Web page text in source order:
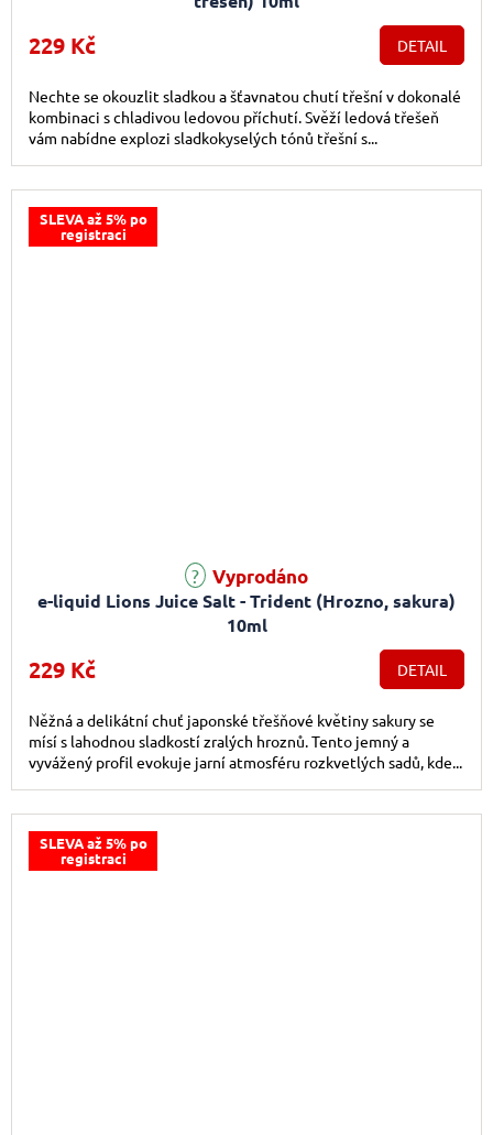
229 Kč DETAIL
Nechte se okouzlit sladkou a šťavnatou chutí třešní v dokonalé
kombinaci s chladivou ledovou příchutí. Svěží ledová třešeň
vám nabídne explozi sladkokyselých tónů třešní s...
SLEVA až 5% po
registraci
e-liquid Lions Juice Salt - Trident (Hrozno, sakura)
10ml
Průměrné hodnocení produktu je 5,0 z 5 hvězdiček.
Vyprodáno
229 Kč DETAIL
Něžná a delikátní chuť japonské třešňové květiny sakury se
mísí s lahodnou sladkostí zralých hroznů. Tento jemný a
vyvážený profil evokuje jarní atmosféru rozkvetlých sadů, kde...
SLEVA až 5% po
registraci